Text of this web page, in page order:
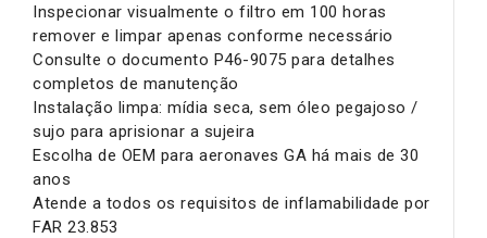
Inspecionar visualmente o filtro em 100 horas
remover e limpar apenas conforme necessário
Consulte o documento P46-9075 para detalhes
completos de manutenção
Instalação limpa: mídia seca, sem óleo pegajoso /
sujo para aprisionar a sujeira
Escolha de OEM para aeronaves GA há mais de 30
anos
Atende a todos os requisitos de inflamabilidade por
FAR 23.853